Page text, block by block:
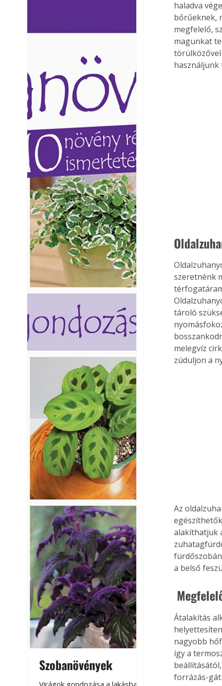
bármikor, akár
vagy dolgozva is
Ezermester
Laptapir kényelmes
mert: – t
Szobanövények
Virágoskert:
teraszon,
haladva
bőrűeknek,
megfelelő,
magunkat
törülközővel
használjunk
szeretnénk
tároló
melegvíz
zúduljon a
Az
alakíthatjuk
a belső
Átalakítás
nagyobb
így a
forrázás-